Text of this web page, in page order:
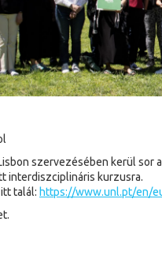
szervezésében kerül
interdiszciplináris kurzusra.
talál: https://www.unl.pt/en/